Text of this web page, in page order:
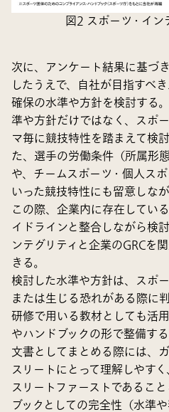
図2 スポーツ・イン
次に、アンケート結果に基づ
したうえで、自社が目指すべ
確保の水準や方針を検討する
準や方針だけではなく、スポ
マ毎に競技特性を踏まえて検
た、選手の労働条件（所属形
や、チームスポーツ・個人ス
いった競技特性にも留意しな
この際、企業内に存在してい
イドラインと整合しながら検
ンテグリティと企業のGRCを
きる。
検討した水準や方針は、スポ
または生じる恐れがある際に
研修で用いる教材としても活
やハンドブックの形で整備す
文書としてまとめる際には、
スリートにとって理解しやす
スリートファーストであるこ
ブックとしての完全性（水準